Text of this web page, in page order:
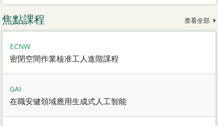
焦點課程 查看全部
ECNW
密閉空間作業核准工人進階課程
GAI
在職安健領域應用生成式人工智能